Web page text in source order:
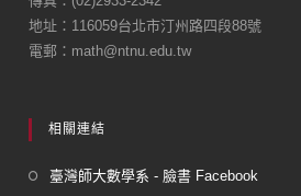
o
k
地址：116059台北市汀州路四段88號
電郵：math@ntnu.edu.tw
相關連結
臺灣師大數學系 - 臉書 Facebook